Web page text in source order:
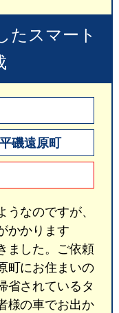
たスマート
磯遠原町
うなのですが、
かかります
ました。ご依頼
町にお住まいの
省されているタ
様の車でお出か